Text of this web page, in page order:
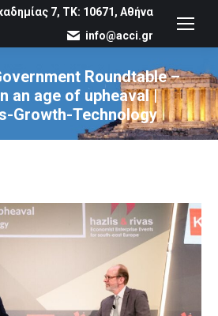
7, ΤΚ: 10671, Αθήνα
info@acci.gr
Roundtable –
an age of upheaval |
Growth-Technology
You are here: